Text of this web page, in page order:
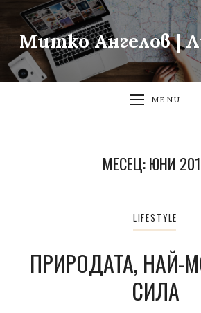
Митко Ангелов |
MENU
МЕСЕЦ:ЮНИ
LIFESTYLE
ПРИРОДАТА, НАЙ-
СИЛА